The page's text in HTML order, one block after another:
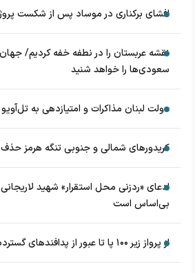
افشای برکناری در موساد پس از شکست
نقشه عربستان را در نطفه خفه کردیم/
سعودی‌ها را خواهد شنید
دولت لبنان مذاکرات و امتیازدهی به
کریدورهای شمالی و جنوبی تنگه هرمز
ادعای «ردزنی محل استقرار» شهید
بی‌اساس است
از پرواز زیر ۱۰۰ پا تا عبور از پدافند‌های گسترده دشمن